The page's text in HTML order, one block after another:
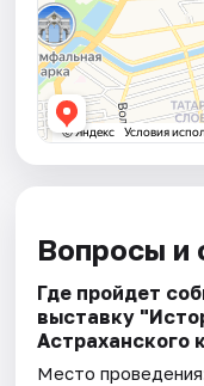
Вопросы и
Где пройдет
выставку
Астраханского
Место